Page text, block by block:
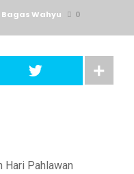
Bagas Wahyu 0
Hari Pahlawan